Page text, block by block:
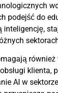
podejść do
AI w